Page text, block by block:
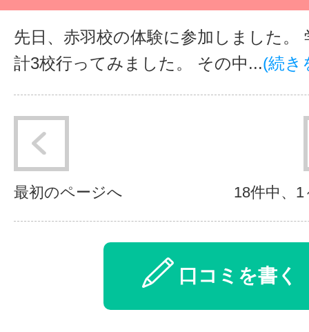
先日、赤羽校の体験に参加しました。
計3校行ってみました。 その中...(続き
18件中、
最初のページへ
口コミを書く